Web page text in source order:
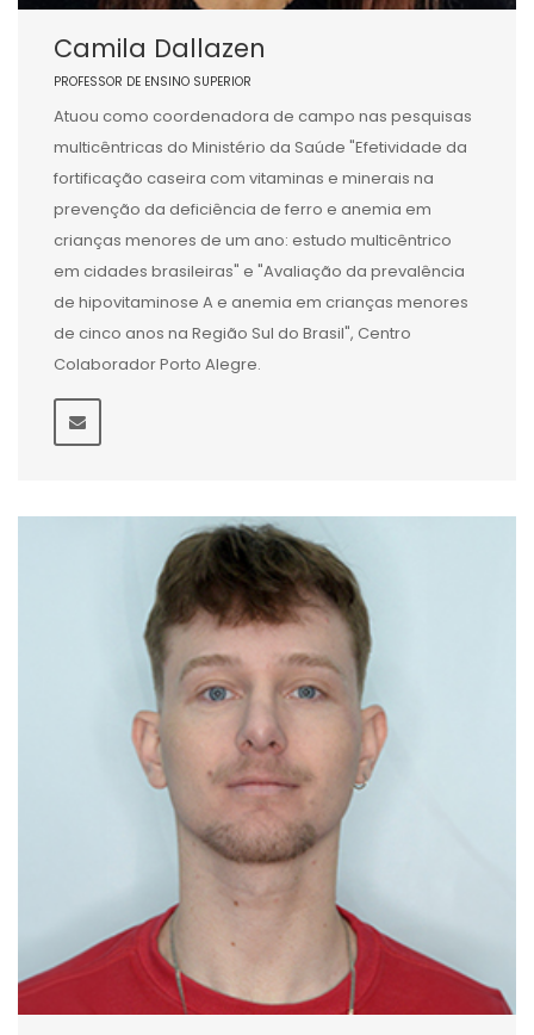
Camila Dallazen
PROFESSOR DE ENSINO SUPERIOR
Atuou como coordenadora de campo nas pesquisas
multicêntricas do Ministério da Saúde "Efetividade da
fortificação caseira com vitaminas e minerais na
prevenção da deficiência de ferro e anemia em
crianças menores de um ano: estudo multicêntrico
em cidades brasileiras" e "Avaliação da prevalência
de hipovitaminose A e anemia em crianças menores
de cinco anos na Região Sul do Brasil", Centro
Colaborador Porto Alegre.